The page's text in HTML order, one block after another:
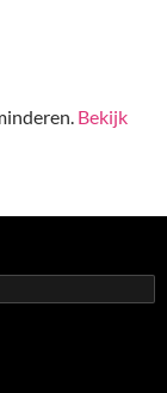
Bekijk